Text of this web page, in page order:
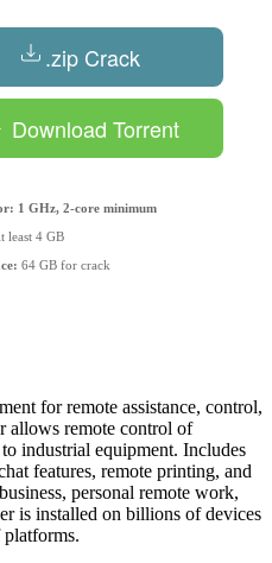
.zip Crack
Download Torrent
1 GHz, 2-core minimum
least 4 GB
64 GB for crack
for remote assistance, control,
allows remote control of
industrial equipment. Includes
features, remote printing, and
personal remote work,
is installed on billions of devices